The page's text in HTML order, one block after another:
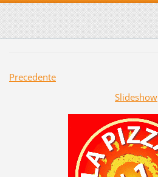
Precedente
Slideshow